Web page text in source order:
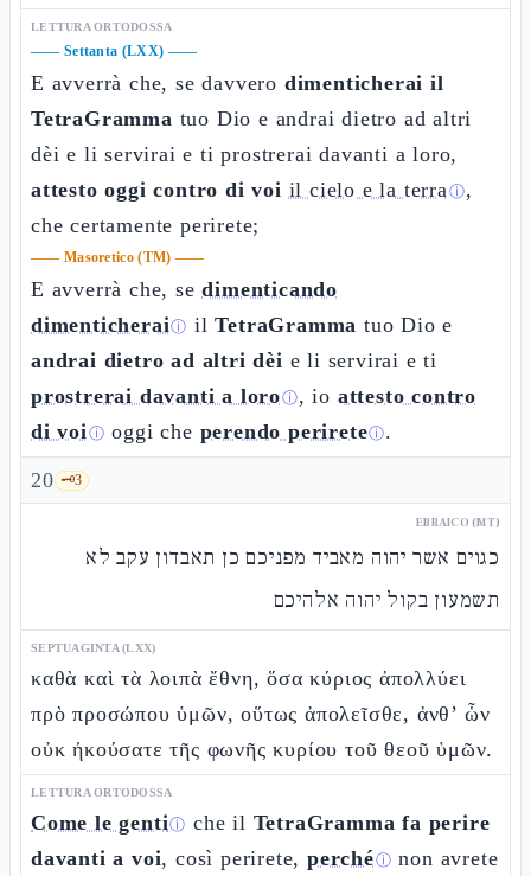
LETTURA ORTODOSSA
—— Settanta (LXX) ——
E avverrà che, se davvero dimenticherai il
TetraGramma tuo Dio e andrai dietro ad altri
dèi e li servirai e ti prostrerai davanti a loro,
attesto oggi contro di voi il cielo e la terraⓘ,
che certamente perirete;
—— Masoretico (TM) ——
E avverrà che, sedimenticando
dimenticheraiⓘ ilTetraGramma tuo Dio e
andrai dietro ad altri dèi e li servirai e ti
prostrerai davanti a loroⓘ, io attesto contro
di voiⓘ oggi che perendo perireteⓘ.
20 🗝️3
EBRAICO (MT)
כגוים אשר יהוה מאביד מפניכם כן תאבדון עקב לא
תשמעון בקול יהוה אלהיכם
SEPTUAGINTA (LXX)
καθὰ καὶ τὰ λοιπὰ ἔθνη, ὅσα κύριος ἀπολλύει
πρὸ προσώπου ὑμῶν, οὕτως ἀπολεῖσθε, ἀνθ’ ὧν
οὐκ ἠκούσατε τῆς φωνῆς κυρίου τοῦ θεοῦ ὑμῶν.
LETTURA ORTODOSSA
Come le gentiⓘ che il TetraGramma fa perire
davanti a voi, così perirete,perchéⓘ non avrete